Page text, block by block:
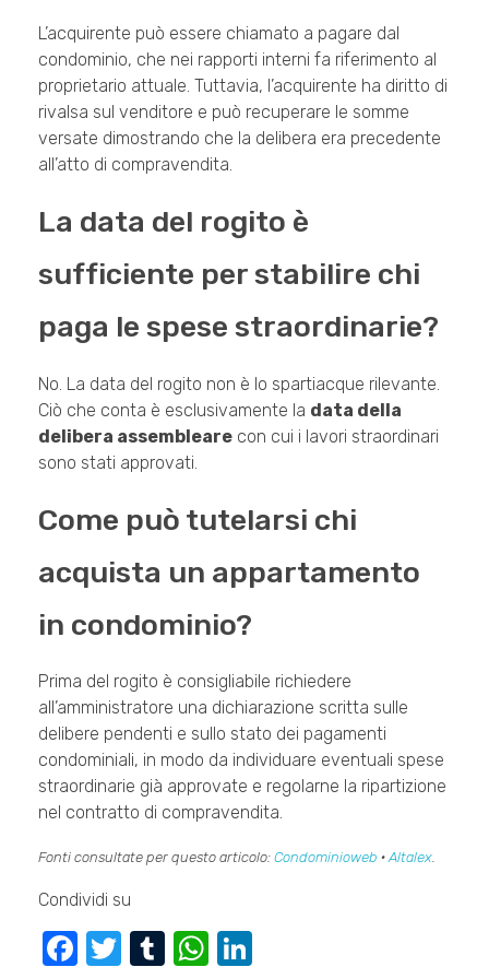
L’acquirente può essere chiamato a pagare dal
condominio, che nei rapporti interni fa riferimento al
proprietario attuale. Tuttavia, l’acquirente ha diritto di
rivalsa sul venditore e può recuperare le somme
versate dimostrando che la delibera era precedente
all’atto di compravendita.
La data del rogito è
sufficiente per stabilire chi
paga le spese straordinarie?
No. La data del rogito non è lo spartiacque rilevante.
Ciò che conta è esclusivamente la data della
delibera assembleare con cui i lavori straordinari
sono stati approvati.
Come può tutelarsi chi
acquista un appartamento
in condominio?
Prima del rogito è consigliabile richiedere
all’amministratore una dichiarazione scritta sulle
delibere pendenti e sullo stato dei pagamenti
condominiali, in modo da individuare eventuali spese
straordinarie già approvate e regolarne la ripartizione
nel contratto di compravendita.
Fonti consultate per questo articolo: Condominioweb · Altalex
Condividi su
F
T
T
W